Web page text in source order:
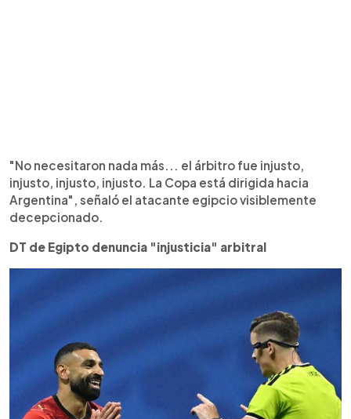
"No necesitaron nada más... el árbitro fue injusto,
injusto, injusto, injusto. La Copa está dirigida hacia
Argentina", señaló el atacante egipcio visiblemente
decepcionado.
DT de Egipto denuncia "injusticia" arbitral